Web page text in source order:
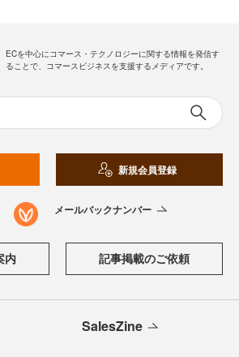
ECを中心にコマース・テクノロジーに関する情報を発信す
ることで、コマースビジネスを支援するメディアです。
新規会員登録
メールバックナンバー
内 記事掲載のご依頼
SalesZine